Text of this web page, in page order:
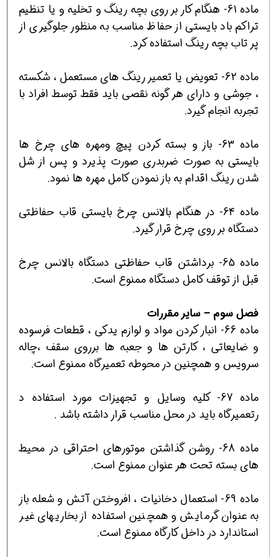
ماده 61- هنگام كار بر روي بچه رينگ و تخليه و يا تنظيم
تراكم باد بايستي از حفاظ مناسب به منظور جلوگيري از
پر تاب بچه رينگ استفاده كرد.
ماده 62- تعويض يا تعمير رينگ هاي مستعمل ، شكسته
، جوشي و داراي هر گونه نقصي بايد فقط توسط افراد با
تجربه انجام گيرد.
ماده 63- باز و بسته كردن پيچ ومهره هاي چرخ ها
بايستي به صورت ضربدري صورت پذيرد و پس از شل
شدن رينگ اقدام به باز نمودن كامل مهره ها نمود.
ماده 64- در هنگام بالانس چرخ بايستي قاب حفاظتي
دستگاه بر روي چرخ قرار گيرد.
ماده 65- برداشتن قاب حفاظتي دستگاه بالانس چرخ
قبل از توقف كامل دستگاه ممنوع است.
فصلسوم– سايرمقررات
ماده 66- انبار كردن مواد و لوازم يدكي ، قطعات فرسوده
و ضايعاتي ، كارتن ها و جعبه ها برروي سقف ،چاله
سرويس و همچنين در محوطه تعميرگاه ممنوع است.
ماده 67- كليه وسايل و تجهيزات مورد استفاده د
رتعميرگاه بايد در محل مناسب قرار داشته باشد .
ماده 68- روشن گذاشتن موتورهاي احتراقي در محيط
هاي بسته تحت هر عنوان ممنوع است.
ماده 69- استعمال دخانيات ، افروختن آتش و شعله باز
به عنوان گرمايش و همچنين استفاده از بخاريهاي غير
استاندارد در داخل كارگاه ممنوع است.